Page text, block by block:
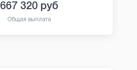
667 320руб
Общая выплата